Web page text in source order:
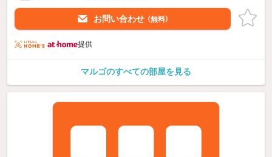
お問い合わせ （無料）
提供
マルゴのすべての部屋を見る